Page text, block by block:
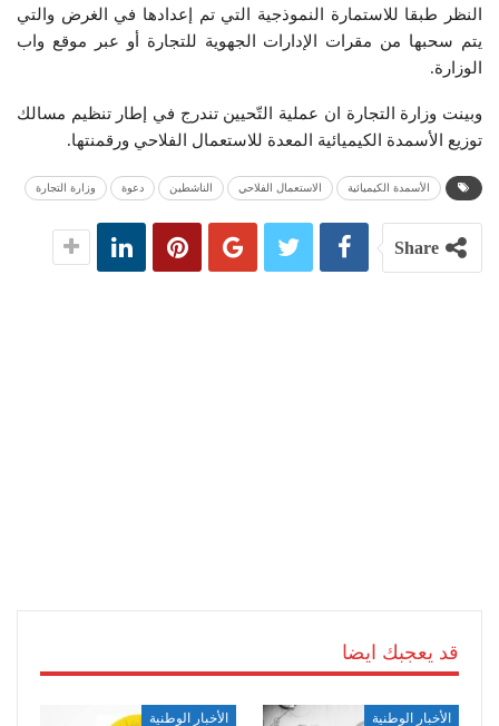
النظر طبقا للاستمارة النموذجية التي تم إعدادها في الغرض والتي
يتم سحبها من مقرات الإدارات الجهوية للتجارة أو عبر موقع واب
الوزارة.
وبينت وزارة التجارة ان عملية التّحيين تندرج في إطار تنظيم مسالك
توزيع الأسمدة الكيميائية المعدة للاستعمال الفلاحي ورقمنتها.
الأسمدة الكيميائية الاستعمال الفلاحي الناشطين دعوة وزارة التجارة
Share
قد يعجبك ايضا
الأخبار الوطنية الأخبار الوطنية